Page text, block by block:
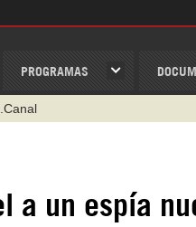
PROGRAMAS
a un espía